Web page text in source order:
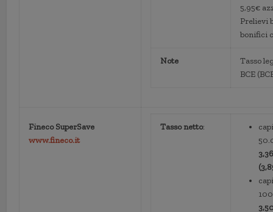
5,95€
Prelievi
bonifici
Note
Tasso
BCE
Fineco SuperSave
www.fineco.it
Tasso netto: